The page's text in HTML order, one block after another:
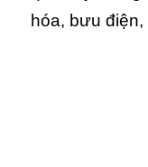
hóa, bưu